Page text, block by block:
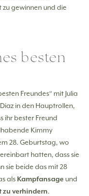
gewinnen und die
besten
Freundes“ mit Julia
in den Hauptrollen,
ihr bester Freund
Kimmy
28. Geburtstag, wo
hatten, dass sie
sie beide das mit 28
als Kampfansage und
zu verhindern.